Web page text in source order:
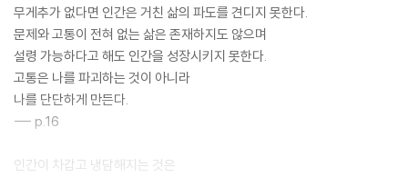
무게추가 없다면 인간은 거친 삶의 파도를 견디지 못한다.
문제와 고통이 전혀 없는 삶은 존재하지도 않으며
설령 가능하다고 해도 인간을 성장시키지 못한다.
고통은 나를 파괴하는 것이 아니라
나를 단단하게 만든다.
--- p.16
인간이 차갑고 냉담해지는 것은